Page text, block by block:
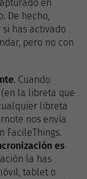
en
De hecho,
has activado
pero no con
. Cuando
la libreta que
libreta
nos envía
FacileThings.
es
la has
tablet o